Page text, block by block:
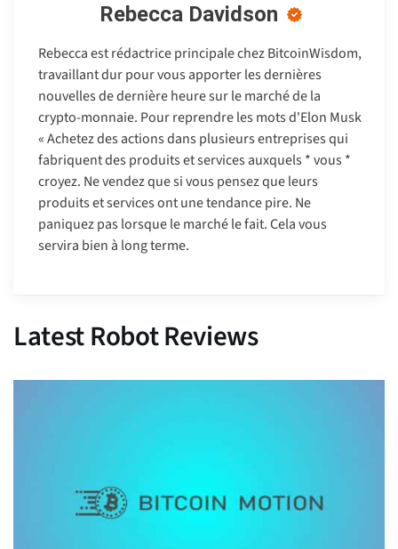
Rebecca Davidson
Rebecca est rédactrice principale chez BitcoinWisdom,
travaillant dur pour vous apporter les dernières
nouvelles de dernière heure sur le marché de la
crypto-monnaie. Pour reprendre les mots d'Elon Musk
« Achetez des actions dans plusieurs entreprises qui
fabriquent des produits et services auxquels * vous *
croyez. Ne vendez que si vous pensez que leurs
produits et services ont une tendance pire. Ne
paniquez pas lorsque le marché le fait. Cela vous
servira bien à long terme.
Latest Robot Reviews